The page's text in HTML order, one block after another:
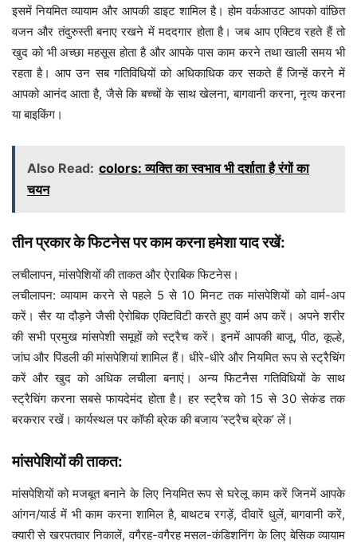
इसमें नियमित व्यायाम और आपकी डाइट शामिल है। होम वर्कआउट आपको वांछित
वजन और तंदुरुस्ती बनाए रखने में मददगार होता है। जब आप एक्टिव रहते हैं तो
खुद को भी अच्छा महसूस होता है और आपके पास काम करने तथा खाली समय भी
रहता है। आप उन सब गतिविधियों को अधिकाधिक कर सकते हैं जिन्हें करने में
आपको आनंद आता है, जैसे कि बच्चों के साथ खेलना, बागवानी करना, नृत्य करना
या बाइकिंग।
Also Read: colors: व्यक्ति का स्वभाव भी दर्शाता है रंगों का
चयन
तीन प्रकार के फिटनेस पर काम करना हमेशा याद रखें:
लचीलापन, मांसपेशियों की ताकत और ऐराबिक फिटनेस।
लचीलापन: व्यायाम करने से पहले 5 से 10 मिनट तक मांसपेशियों को वार्म-अप
करें। सैर या दौड़ने जैसी ऐरोबिक एक्टिविटी करते हुए वार्म अप करें। अपने शरीर
की सभी प्रमुख मांसपेशी समूहों को स्ट्रैच करें। इनमें आपकी बाजू, पीठ, कूल्हे,
जांघ और पिंडली की मांसपेशियां शामिल हैं। धीरे-धीरे और नियमित रूप से स्ट्रैचिंग
करें और खुद को अधिक लचीला बनाएं। अन्य फिटनैस गतिविधियों के साथ
स्ट्रैचिंग करना सबसे फायदेमंद होता है। हर स्ट्रैच को 15 से 30 सेकंड तक
बरकरार रखें। कार्यस्थल पर कॉफी ब्रेक की बजाय ‘स्ट्रैच ब्रेक’ लें।
मांसपेशियों की ताकत:
मांसपेशियों को मजबूत बनाने के लिए नियमित रूप से घरेलू काम करें जिनमें आपके
आंगन/यार्ड में भी काम करना शामिल है, बाथटब रगड़ें, दीवारें धुलें, बागवानी करें,
क्यारी से खरपतवार निकालें, वगैरह-वगैरह मसल-कंडिशनिंग के लिए बेसिक व्यायाम